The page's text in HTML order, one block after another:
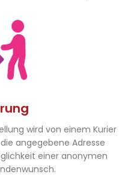
wird von einem Kurier
angegebene Adresse
einer anonymen